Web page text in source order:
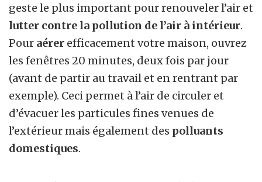
geste le plus important pour renouveler l’air et
lutter contre la pollution de l’air à intérieur.
Pour aérer efficacement votre maison, ouvrez
les fenêtres 20 minutes, deux fois par jour
(avant de partir au travail et en rentrant par
exemple). Ceci permet à l’air de circuler et
d’évacuer les particules fines venues de
l’extérieur mais également des polluants
domestiques.